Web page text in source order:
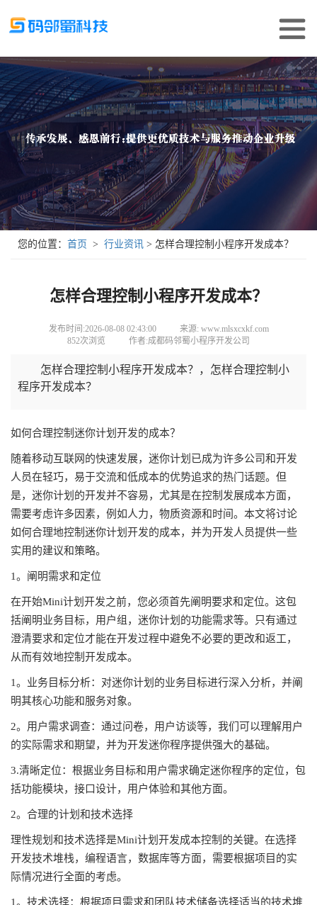
您的位置： 首页
  >
行业资讯 > 怎样合理控制小程序开发成本？
怎样合理控制小程序开发成本？
发布时间:2026-08-08 02:43:00
来源: www.mlsxcxkf.com
852次浏览
作者:成都码邻蜀小程序开发公司
怎样合理控制小程序开发成本？，怎样合理控制小
程序开发成本？
如何合理控制迷你计划开发的成本？
随着移动互联网的快速发展，迷你计划已成为许多公司和开发
人员在轻巧，易于交流和低成本的优势追求的热门话题。但
是，迷你计划的开发并不容易，尤其是在控制发展成本方面，
需要考虑许多因素，例如人力，物质资源和时间。本文将讨论
如何合理地控制迷你计划开发的成本，并为开发人员提供一些
实用的建议和策略。
1。阐明需求和定位
在开始Mini计划开发之前，您必须首先阐明要求和定位。这包
括阐明业务目标，用户组，迷你计划的功能需求等。只有通过
澄清要求和定位才能在开发过程中避免不必要的更改和返工，
从而有效地控制开发成本。
1。业务目标分析：对迷你计划的业务目标进行深入分析，并阐
明其核心功能和服务对象。
2。用户需求调查：通过问卷，用户访谈等，我们可以理解用户
的实际需求和期望，并为开发迷你程序提供强大的基础。
3.清晰定位：根据业务目标和用户需求确定迷你程序的定位，包
括功能模块，接口设计，用户体验和其他方面。
2。合理的计划和技术选择
理性规划和技术选择是Mini计划开发成本控制的关键。在选择
开发技术堆栈，编程语言，数据库等方面，需要根据项目的实
际情况进行全面的考虑。
1。技术选择：根据项目需求和团队技术储备选择适当的技术堆